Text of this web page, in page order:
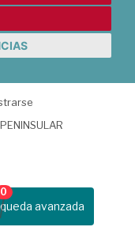
avanzada
0